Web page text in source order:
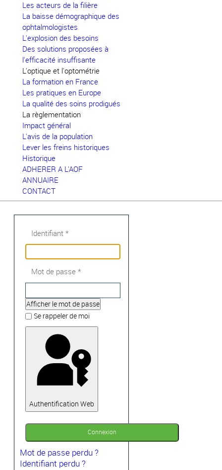
Les acteurs de la filière
La baisse démographique des
ophtalmologistes
L'explosion des besoins
Des solutions proposées à
l'efficacité insuffisante
L'optique et l'optométrie
La formation en France
Les pratiques en Europe
La qualité des soins prodigués
La règlementation
Impact général
L'avis de la population
Lever les freins historiques
Historique
ADHERER A L'AOF
ANNUAIRE
CONTACT
Identifiant*
Mot de passe *
Afficher le mot de passe
Se rappeler de moi
Authentification Web
Connexion
Mot de passe perdu ?
Identifiant perdu ?